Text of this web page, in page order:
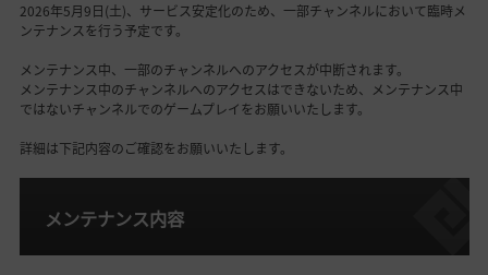
2026年5月9日(土)、サービス安定化のため、一部チャンネルにおいて臨時メ
ンテナンスを行う予定です。
メンテナンス中、一部のチャンネルへのアクセスが中断されます。
メンテナンス中のチャンネルへのアクセスはできないため、メンテナンス中
ではないチャンネルでのゲームプレイをお願いいたします。
詳細は下記内容のご確認をお願いいたします。
メンテナンス内容